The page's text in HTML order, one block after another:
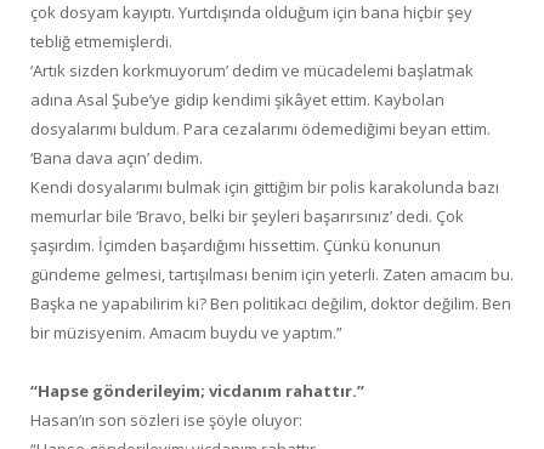
çok dosyam kayıptı. Yurtdışında olduğum için bana hiçbir şey
tebliğ etmemişlerdi.
‘Artık sizden korkmuyorum’ dedim ve mücadelemi başlatmak
adına Asal Şube’ye gidip kendimi şikâyet ettim. Kaybolan
dosyalarımı buldum. Para cezalarımı ödemediğimi beyan ettim.
‘Bana dava açın’ dedim.
Kendi dosyalarımı bulmak için gittiğim bir polis karakolunda bazı
memurlar bile ‘Bravo, belki bir şeyleri başarırsınız’ dedi. Çok
şaşırdım. İçimden başardığımı hissettim. Çünkü konunun
gündeme gelmesi, tartışılması benim için yeterli. Zaten amacım bu.
Başka ne yapabilirim ki? Ben politikacı değilim, doktor değilim. Ben
bir müzisyenim. Amacım buydu ve yaptım.”
“Hapse gönderileyim; vicdanım rahattır.”
Hasan’ın son sözleri ise şöyle oluyor: